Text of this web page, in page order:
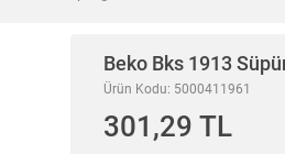
Beko Bks 1913
Ürün Kodu: 5000411961
301,29 TL